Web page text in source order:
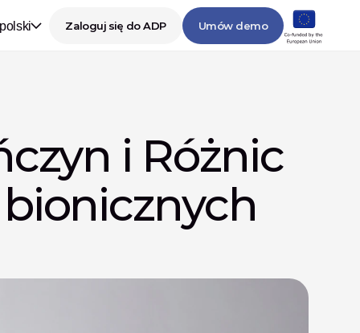
Zaloguj się do ADP Umów demo
i Różnic